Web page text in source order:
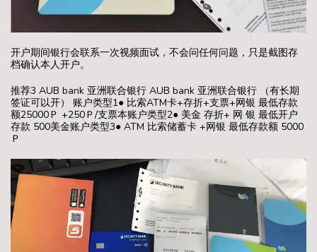
开户期间银行会联系一次视频面试，不会问任何问题，只是截图存
档确认本人开户。
推荐3 AUB bank 亚洲联合银行 AUB bank 亚洲联合银行 （有长期
签证可以开） 账户类型1● 比索ATM卡+存折+支票+网银 最低存款
额25000Ｐ +250Ｐ/支票本账户类型2● 美金 存折+ 网 银 最低开户
存款 500美金账户类型3● ATM 比索储蓄卡 +网银 最低存款额 5000
Ｐ